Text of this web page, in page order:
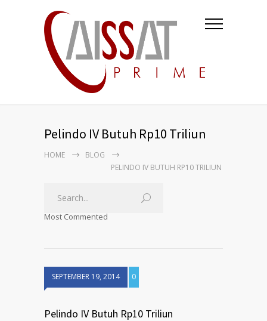
Pelindo IV Butuh Rp10 Triliun
HOME
BLOG
PELINDO IV BUTUH RP10 TRILIUN
Most Commented
SEPTEMBER 19, 2014 0
Pelindo IV Butuh Rp10 Triliun